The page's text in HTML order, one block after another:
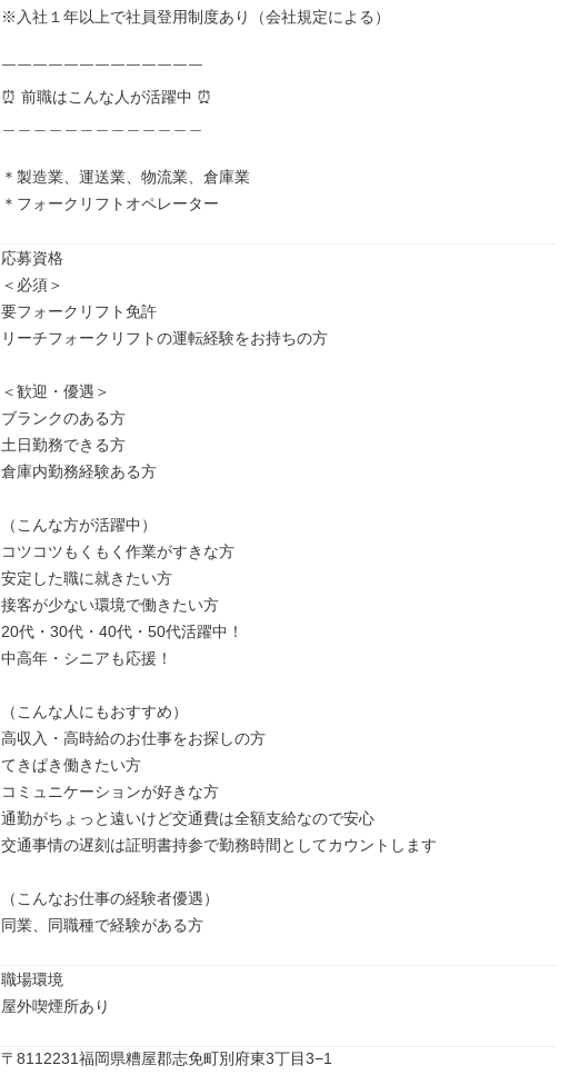
※入社１年以上で社員登用制度あり（会社規定による）
￣￣￣￣￣￣￣￣￣￣￣￣￣
⏰️ 前職はこんな人が活躍中 ⏰️
＊製造業、運送業、物流業、倉庫業
＊フォークリフトオペレーター
応募資格
＜必須＞
要フォークリフト免許
リーチフォークリフトの運転経験をお持ちの方
＜歓迎・優遇＞
ブランクのある方
土日勤務できる方
倉庫内勤務経験ある方
（こんな方が活躍中）
コツコツもくもく作業がすきな方
安定した職に就きたい方
接客が少ない環境で働きたい方
20代・30代・40代・50代活躍中！
中高年・シニアも応援！
（こんな人にもおすすめ）
高収入・高時給のお仕事をお探しの方
てきぱき働きたい方
コミュニケーションが好きな方
通勤がちょっと遠いけど交通費は全額支給なので安心
交通事情の遅刻は証明書持参で勤務時間としてカウントします
（こんなお仕事の経験者優遇）
同業、同職種で経験がある方
職場環境
屋外喫煙所あり
〒8112231福岡県糟屋郡志免町別府東3丁目3−1